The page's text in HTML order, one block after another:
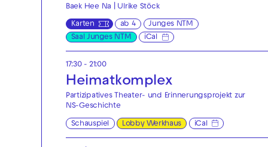
Baek Hee Na | Ulrike Stöck
Karten ab 4
Junges NTM
Saal Junges NTM
iCal
17:30 - 21:00
Heimatkomplex
Partizipatives Theater- und Erinnerungsprojekt zur
NS-Geschichte
Schauspiel Lobby Werkhaus iCal